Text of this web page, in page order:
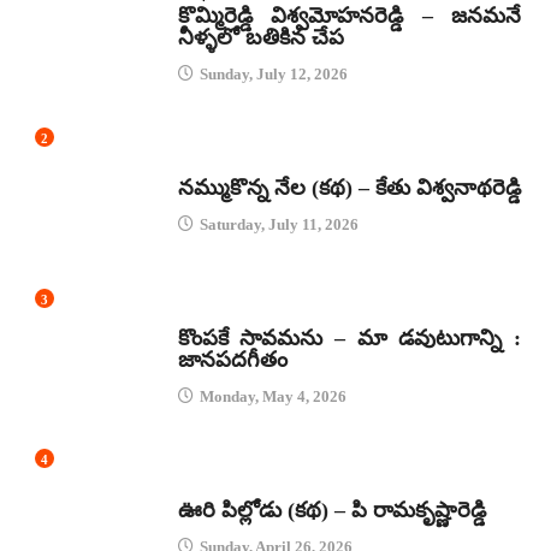
కొమ్మిరెడ్డి విశ్వమోహనరెడ్డి – జనమనే
నీళ్ళలో బతికిన చేప
Sunday, July 12, 2026
2
నమ్ముకొన్న నేల (కథ) – కేతు విశ్వనాథరెడ్డి
Saturday, July 11, 2026
3
కొంపకే సావమను – మా డవుటుగాన్ని :
జానపదగీతం
Monday, May 4, 2026
4
ఊరి పిల్లోడు (కథ) – పి రామకృష్ణారెడ్డి
Sunday, April 26, 2026